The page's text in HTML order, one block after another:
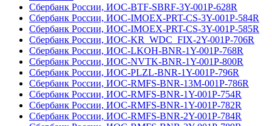
Сбербанк России, ИОС-BTF-SBRF-3Y-001Р-628R
Сбербанк России, ИОС-IMOEX-PRT-CS-3Y-001Р-584R
Сбербанк России, ИОС-IMOEX-PRT-CS-3Y-001Р-585R
Сбербанк России, ИОС-KR_WDC_FIX-2Y-001Р-706R
Сбербанк России, ИОС-LKOH-BNR-1Y-001Р-768R
Сбербанк России, ИОС-NVTK-BNR-1Y-001Р-800R
Сбербанк России, ИОС-PLZL-BNR-1Y-001Р-796R
Сбербанк России, ИОС-RMFS-BNR-13M-001Р-786R
Сбербанк России, ИОС-RMFS-BNR-1Y-001Р-754R
Сбербанк России, ИОС-RMFS-BNR-1Y-001Р-782R
Сбербанк России, ИОС-RMFS-BNR-2Y-001Р-784R